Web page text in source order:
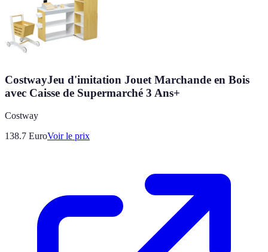
CostwayJeu d'imitation Jouet Marchande en Bois
avec Caisse de Supermarché 3 Ans+
Costway
138.7 EuroVoir le prix